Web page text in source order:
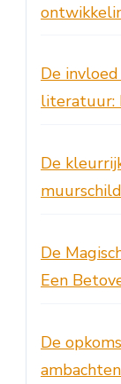
De
literatuur:
De
De
Een
De